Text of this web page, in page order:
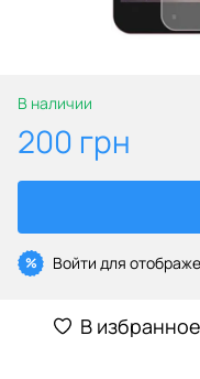
В наличии
200 грн
% Войти для
В избранное